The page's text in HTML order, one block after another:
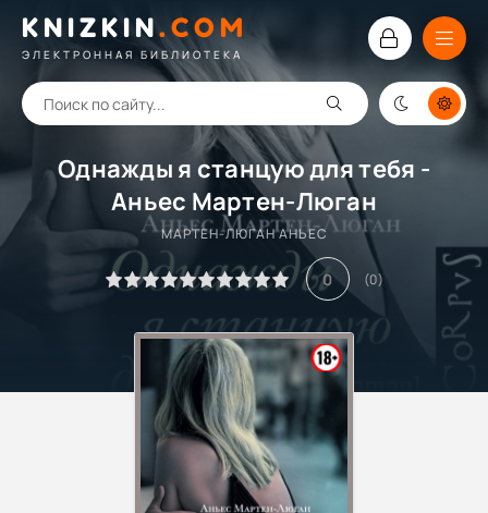
KNIZKIN.COM
ЭЛЕКТРОННАЯ БИБЛИОТЕКА
Однажды я станцую для тебя -
Аньес Мартен-Люган
МАРТЕН-ЛЮГАН АНЬЕС
0 (0)